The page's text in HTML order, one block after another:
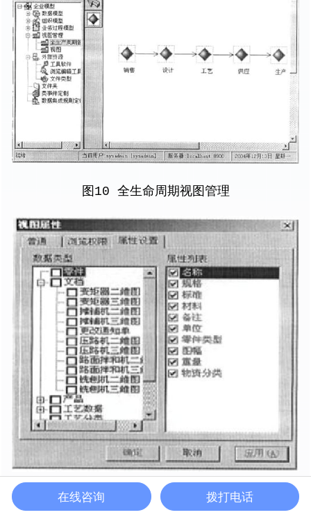
图10 全生命周期视图管理
图11 视图的定制
在线咨询 拨打电话